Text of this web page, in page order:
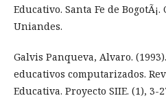
Educativo. Santa Fe de
Uniandes.
Galvis Panqueva, Alvaro.
educativos computarizados.
Educativa. Proyecto SIIE. (1), 3-